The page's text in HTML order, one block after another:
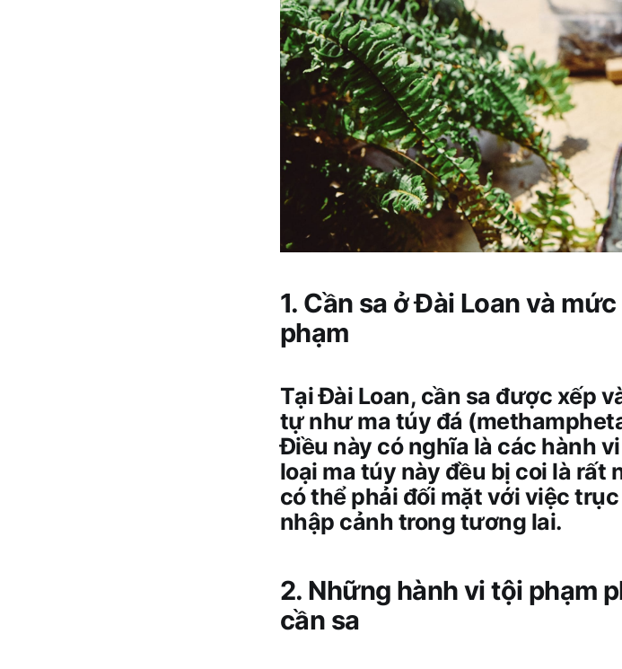
1. Cần sa ở Đài Loan và
phạm
Tại Đài Loan, cần sa được xếp
tự như ma túy đá
Điều này có nghĩa là các hành
loại ma túy này đều bị coi là rất
có thể phải đối mặt với việc
nhập cảnh trong tương lai.
2. Những hành vi tội phạm
cần sa